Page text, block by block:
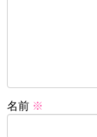
名前 ※